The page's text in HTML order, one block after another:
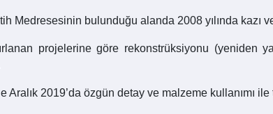
bulunduğu alanda 2008 yılında kazı
projelerine göre rekonstrüksiyonu (yeniden
Aralık 2019’da özgün detay ve malzeme kullanımı ile